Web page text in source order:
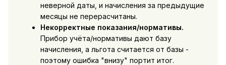
неверной даты, и начисления за предыдущие
месяцы не перерасчитаны.
Некорректные показания/нормативы.
Прибор учёта/нормативы дают базу
начисления, а льгота считается от базы -
поэтому ошибка "внизу" портит итог.